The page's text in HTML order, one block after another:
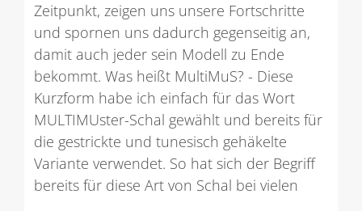
Zeitpunkt, zeigen uns unsere Fortschritte
und spornen uns dadurch gegenseitig an,
damit auch jeder sein Modell zu Ende
bekommt. Was heißt MultiMuS? - Diese
Kurzform habe ich einfach für das Wort
MULTIMUster-Schal gewählt und bereits für
die gestrickte und tunesisch gehäkelte
Variante verwendet. So hat sich der Begriff
bereits für diese Art von Schal bei vielen